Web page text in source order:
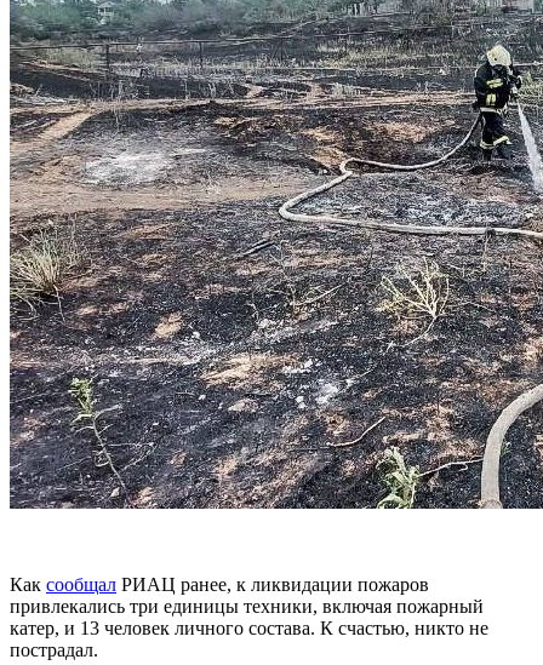
Как сообщал РИАЦ ранее, к ликвидации пожаров
привлекались три единицы техники, включая пожарный
катер, и 13 человек личного состава. К счастью, никто не
пострадал.